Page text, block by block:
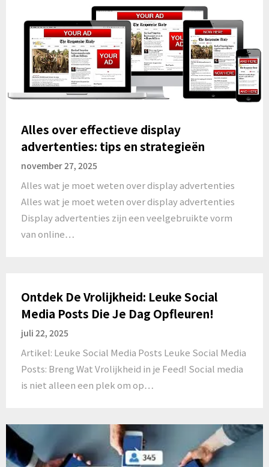
Alles over effectieve display
advertenties: tips en strategieën
november 27, 2025
Alles wat je moet weten over display advertenties
Alles wat je moet weten over display advertenties
Display advertenties zijn een veelgebruikte vorm
van online…
Ontdek De Vrolijkheid: Leuke Social
Media Posts Die Je Dag Opfleuren!
juli 22, 2025
Artikel: Leuke Social Media Posts Leuke Social Media
Posts: Breng Wat Vrolijkheid in je Feed! Social media
is niet alleen een plek om op…